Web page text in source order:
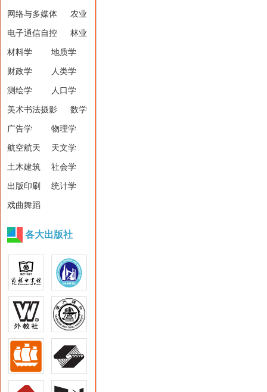
网络与多媒体 农业
电子通信自控 林业
材料学 地质学
财政学 人类学
测绘学 人口学
美术书法摄影 数学
广告学 物理学
航空航天 天文学
土木建筑 社会学
出版印刷 统计学
戏曲舞蹈
各大出版社